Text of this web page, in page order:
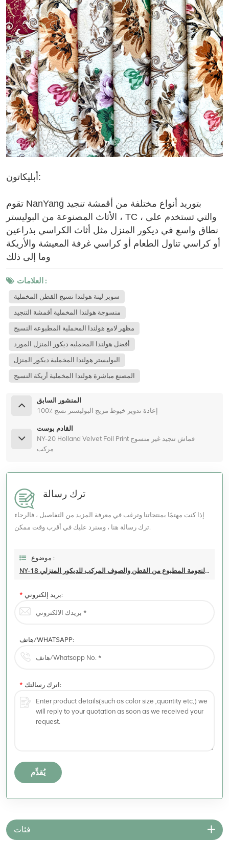
أبليكاتون:
تقوم NanYang بتوريد أنواع مختلفة من أقمشة تنجيد
الأثاث المصنوعة من البوليستر ، TC ، والتي تستخدم على
نطاق واسع في ديكور المنزل مثل أثاث الكراسي بذراعين
أو كراسي تناول الطعام أو كراسي غرفة المعيشة والأريكة
وما إلى ذلك
العلامات :
سوبر لينة هولندا نسيج القطن المخملية
منسوجة هولندا المخملية أقمشة التنجيد
مظهر لامع هولندا المخملية المطبوعة النسيج
أفضل هولندا المخملية ديكور المنزل المورد
البوليستر هولندا المخملية ديكور المنزل
المصنع مباشرة هولندا المخملية أريكة النسيج
المنشور السابق
100٪ إعادة تدوير خيوط مزيج البوليستر نسج
القادم بوست
NY-20 Holland Velvet Foil Print قماش تنجيد غير منسوج
مركب
ترك رسالة
إذا كنت مهتمًا بمنتجاتنا وترغب في معرفة المزيد من التفاصيل ، فالرجاء
ترك رسالة هنا ، وسنرد عليك في أقرب وقت ممكن.
موضوع :
NY-18 تقليد فائق النعومة المطبوع من القطن والصوف المركب للديكور المنزلي
* بريد إلكتروني:
هاتف/WHATSAPP:
* اترك رسالتك:
يُقدِّم
فئات